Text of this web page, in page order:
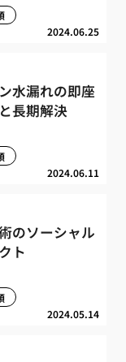
2024.06.25
水漏れの即座
長期解決
2024.06.11
のソーシャル
ト
2024.05.14